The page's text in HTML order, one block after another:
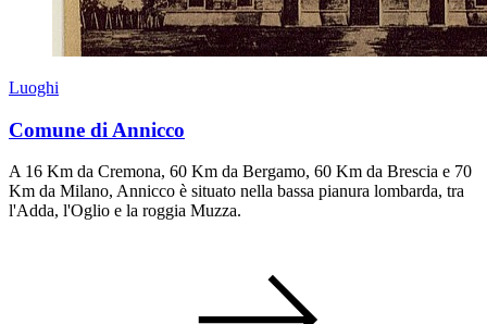
Luoghi
Comune di Annicco
A 16 Km da Cremona, 60 Km da Bergamo, 60 Km da Brescia e 70
Km da Milano, Annicco è situato nella bassa pianura lombarda, tra
l'Adda, l'Oglio e la roggia Muzza.